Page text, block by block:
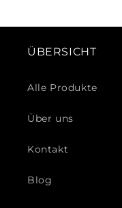
ÜBERSICHT
Alle Produkte
Über uns
Kontakt
Blog